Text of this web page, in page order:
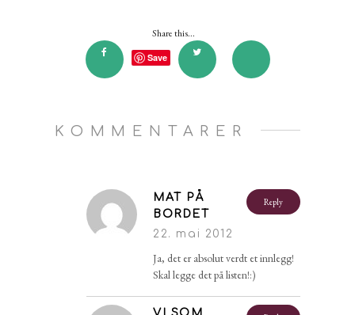
Share this...
Save
KOMMENTARER
Reply
MAT PÅ
BORDET
22. mai 2012
Ja, det er absolut verdt et innlegg!
Skal legge det på listen!:)